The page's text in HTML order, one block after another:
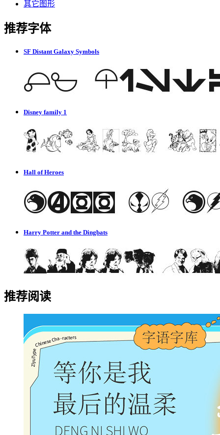
其它图形
推荐字体
SF Distant Galaxy Symbols
Disney family 1
Hall of Heroes
Harry Potter and the Dingbats
推荐阅读